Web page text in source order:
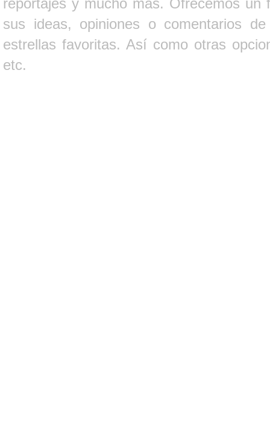
sus ideas, opiniones o comentarios
estrellas favoritas. Así como otras
etc.